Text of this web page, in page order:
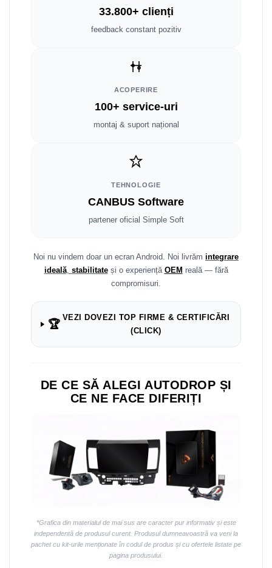
Dodge
Navigații universale 2DIN
Navigații universale 1DIN
Rame adaptoare Volkswagen
Rame adaptoare M-Benz
Rame adaptoare Opel
Rame adaptoare Suzuki
33.800+ clienți
feedback constant pozitiv
ACOPERIRE
100+ service-uri
montaj & suport național
TEHNOLOGIE
CANBUS Software
partener oficial Simple Soft
Noi nu vindem doar un ecran Android. Noi livrăm integrare
ideală, stabilitateși o experiență OEM reală — fără
compromisuri.
🏆
VEZI DOVEZI TOP FIRME & CERTIFICĂRI
(CLICK)
DE CE SĂ ALEGI AUTODROP ȘI
CE NE FACE DIFERIȚI
*Grafica din materialul de mai sus are caracter pur informativ și este
independentă de produsul curent. Produsul dumneavoastră va veni la
pachet cu kit-urile menționate în codul de produs și cu ofertele listate pe
pagina produsului.